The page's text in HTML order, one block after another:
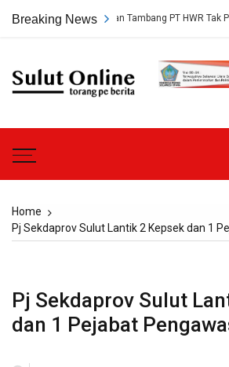
Breaking News
Persetujuan Tambang PT HWR Tak Pernah
Sulut
Home
Pj Sekdaprov Sulut Lantik 2 Kepsek dan 1
Pj Sekdaprov Sulut
dan 1 Pejabat